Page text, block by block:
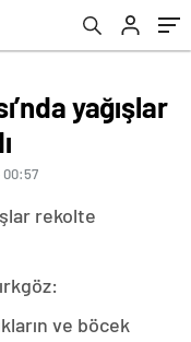
yağışlar
00:57
rekolte
ve böcek